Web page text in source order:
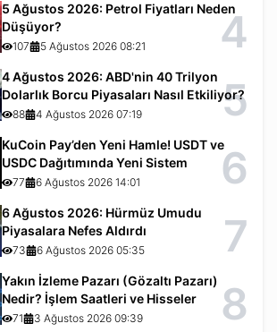
5 Ağustos 2026: Petrol Fiyatları Neden
Düşüyor?
107 5 Ağustos 2026 08:21 4
4 Ağustos 2026: ABD'nin 40 Trilyon
Dolarlık Borcu Piyasaları Nasıl Etkiliyor?
88 4 Ağustos 2026 07:19 5
KuCoin Pay’den Yeni Hamle! USDT ve
USDC Dağıtımında Yeni Sistem
77 6 Ağustos 2026 14:01 6
6 Ağustos 2026: Hürmüz Umudu
Piyasalara Nefes Aldırdı
73 6 Ağustos 2026 05:35 7
Yakın İzleme Pazarı (Gözaltı Pazarı)
Nedir? İşlem Saatleri ve Hisseler
71 3 Ağustos 2026 09:39 8